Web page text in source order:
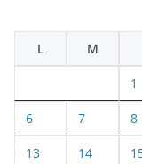
L
M
1
6 7 8
13 14